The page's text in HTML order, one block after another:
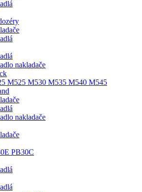
nakladače
M525 M530 M535 M540 M545
nakladače
PB30C